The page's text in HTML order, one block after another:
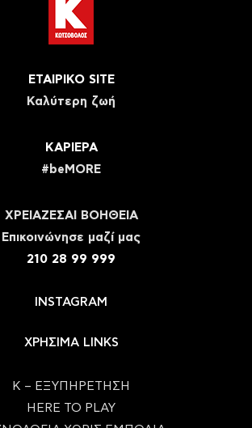
ΕΤΑΙΡΙΚΟ SITE
Καλύτερη ζωή
ΚΑΡΙΕΡΑ
#beMORE
ΧΡΕΙΑΖΕΣΑΙ ΒΟΗΘΕΙΑ
Eπικοινώνησε μαζί μας
210 28 99 999
INSTAGRAM
ΧΡΗΣΙΜΑ LINKS
Κ – ΕΞΥΠΗΡΕΤΗΣΗ
HERE TO PLAY